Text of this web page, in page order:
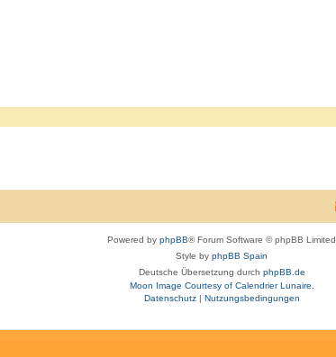
Powered by phpBB® Forum Software © phpBB Limited
Style by phpBB Spain
Deutsche Übersetzung durch phpBB.de
Moon Image Courtesy of Calendrier Lunaire.
Datenschutz| Nutzungsbedingungen